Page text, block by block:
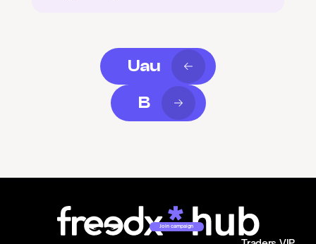
Uau
B
Join campaign